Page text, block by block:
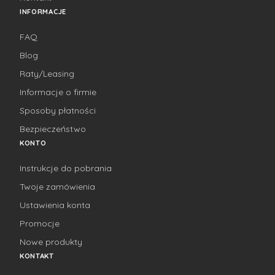
INFORMACJE
FAQ
Blog
Raty/Leasing
Informacje o firmie
Sposoby płatności
Bezpieczeństwo
KONTO
Instrukcje do pobrania
Twoje zamówienia
Ustawienia konta
Promocje
Nowe produkty
KONTAKT